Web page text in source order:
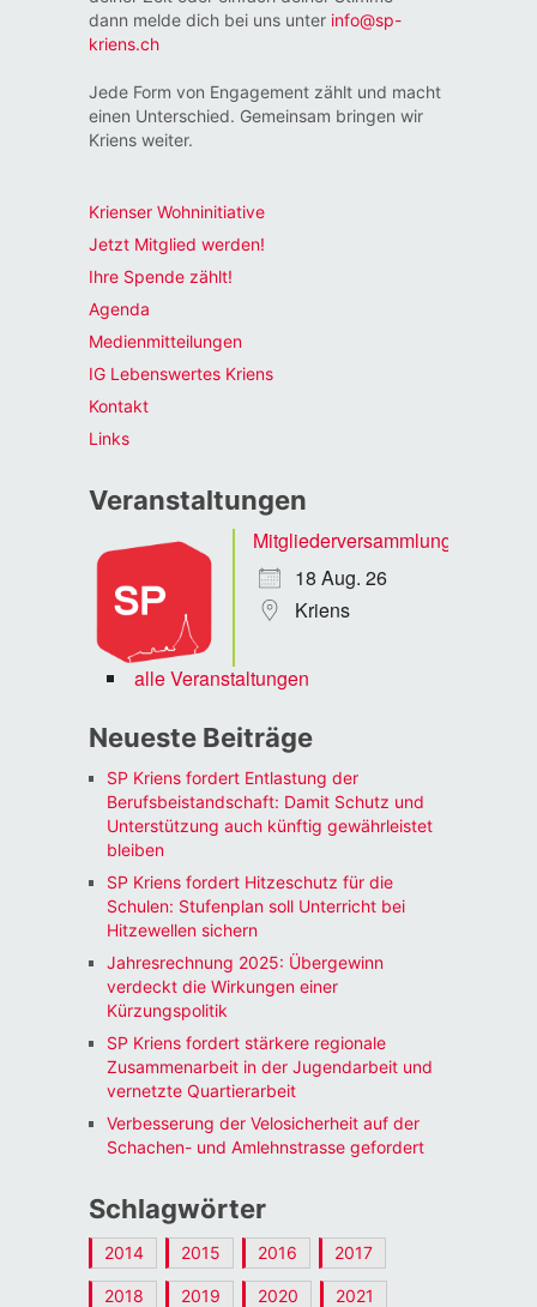
dann melde dich bei uns unter info@sp-
kriens.ch
Jede Form von Engagement zählt und macht
einen Unterschied. Gemeinsam bringen wir
Kriens weiter.
Krienser Wohninitiative
Jetzt Mitglied werden!
Ihre Spende zählt!
Agenda
Medienmitteilungen
IG Lebenswertes Kriens
Kontakt
Links
Veranstaltungen
Mitgliederversammlung
18 Aug. 26
Kriens
alle Veranstaltungen
Neueste Beiträge
SP Kriens fordert Entlastung der
Berufsbeistandschaft: Damit Schutz und
Unterstützung auch künftig gewährleistet
bleiben
SP Kriens fordert Hitzeschutz für die
Schulen: Stufenplan soll Unterricht bei
Hitzewellen sichern
Jahresrechnung 2025: Übergewinn
verdeckt die Wirkungen einer
Kürzungspolitik
SP Kriens fordert stärkere regionale
Zusammenarbeit in der Jugendarbeit und
vernetzte Quartierarbeit
Verbesserung der Velosicherheit auf der
Schachen- und Amlehnstrasse gefordert
Schlagwörter
2014 2015 2016 2017
2018 2019 2020 2021